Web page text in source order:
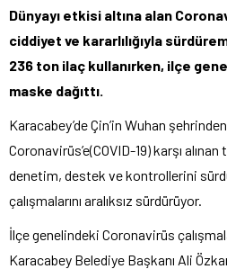
Dünyayı etkisi altına alan
ciddiyet ve kararlılığıyla
236 ton ilaç kullanırken, ilçe
maske dağıttı.
Karacabey’de Çin’in Wuhan
Coronavirüs’e(COVID-19) karşı
denetim, destek ve kontrollerini
çalışmalarını aralıksız sürdürüyor.
İlçe genelindeki Coronavirüs
Karacabey Belediye Başkanı Ali